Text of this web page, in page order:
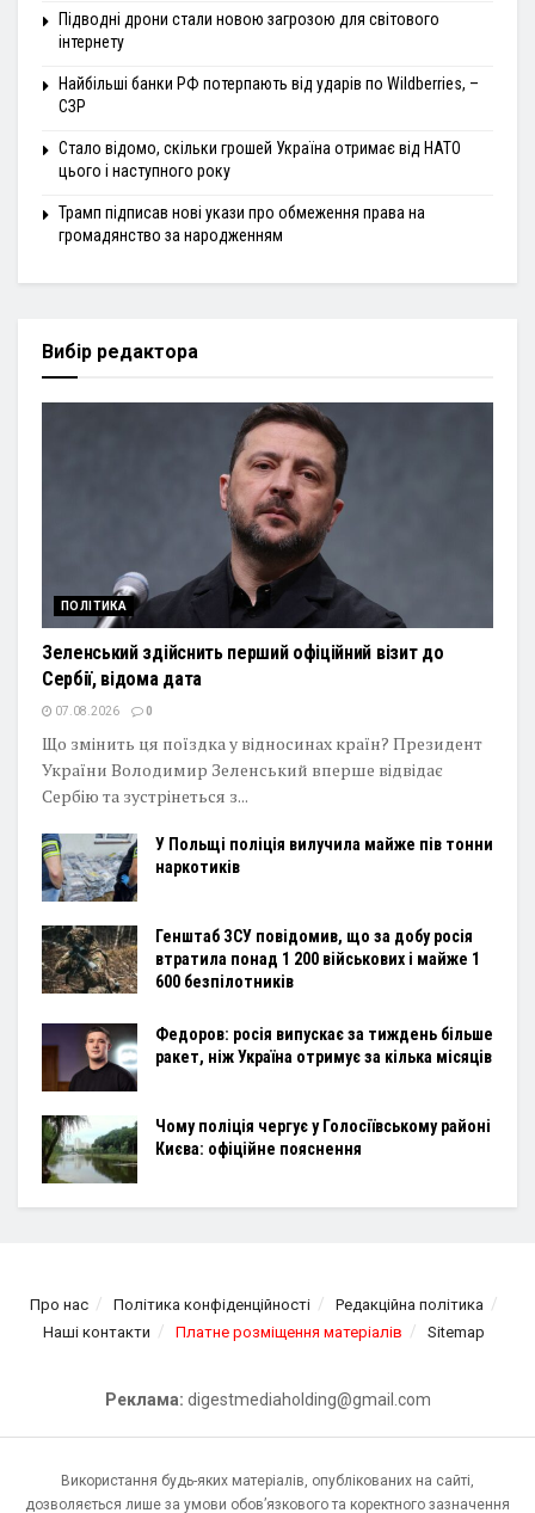
Підводні дрони стали новою загрозою для світового
інтернету
Найбільші банки РФ потерпають від ударів по Wildberries, –
СЗР
Стало відомо, скільки грошей Україна отримає від НАТО
цього і наступного року
Трамп підписав нові укази про обмеження права на
громадянство за народженням
Вибір редактора
ПОЛІТИКА
Зеленський здійснить перший офіційний візит до
Сербії, відома дата
07.08.2026 0
Що змінить ця поїздка у відносинах країн? Президент
України Володимир Зеленський вперше відвідає
Сербію та зустрінеться з...
У Польщі поліція вилучила майже пів тонни
наркотиків
Генштаб ЗСУ повідомив, що за добу росія
втратила понад 1 200 військових і майже 1
600 безпілотників
Федоров: росія випускає за тиждень більше
ракет, ніж Україна отримує за кілька місяців
Чому поліція чергує у Голосіївському районі
Києва: офіційне пояснення
Про нас Політика конфіденційності
Редакційна політика
Наші контакти
Платне розміщення матеріалів Sitemap
Реклама: digestmediaholding@gmail.com
Використання будь-яких матеріалів, опублікованих на сайті,
дозволяється лише за умови обов’язкового та коректного зазначення